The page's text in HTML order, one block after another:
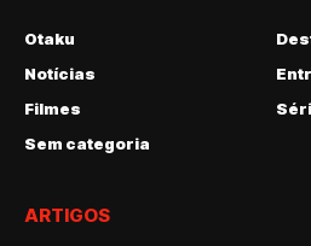
Otaku
Notícias
Filmes
Sem categoria
ARTIGOS